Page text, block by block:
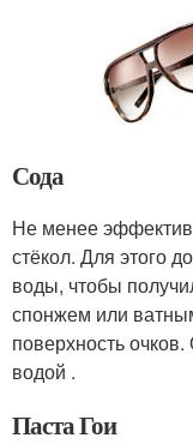
Сода
Не менее
стёкол. Для этого
воды, чтобы
спонжем или
поверхность
водой .
Паста Гои